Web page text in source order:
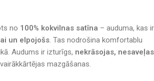
no 100% kokvilnas satīna – auduma, kas ir
un elpojošs. Tas nodrošina komfortablu
Audums ir izturīgs, nekrāsojas, nesaveļas
mazgāšanas.